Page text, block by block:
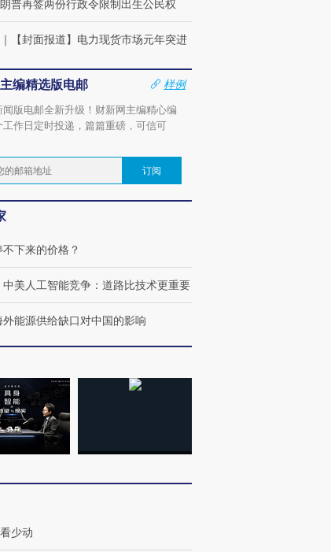
普再签两份行政令限制出生公民权
｜ 【封面报道】电力现货市场元年突进
编精选版电邮
样例
闻版电邮全新升级！财新网主编精心编
工作日定时投递，篇篇重磅，可信可
订阅
不下来的价格？
中美人工智能竞争：道路比技术更重要
外能源供给缺口对中国的影响
少动